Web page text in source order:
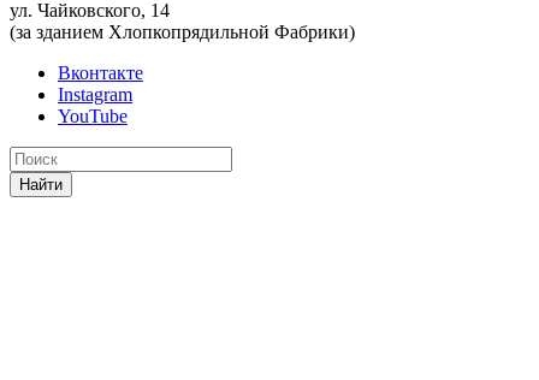
ул. Чайковского, 14
(за зданием Хлопкопрядильной Фабрики)
Вконтакте
Instagram
YouTube
Найти